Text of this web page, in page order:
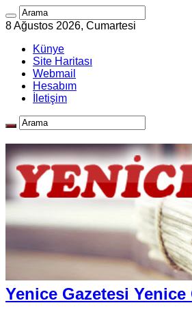
8 Ağustos 2026, Cumartesi
Künye
Site Haritası
Webmail
Hesabım
İletişim
Yenice Gazetesi Yenice